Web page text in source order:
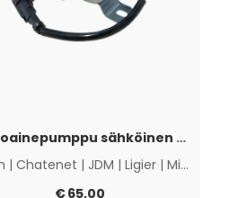
Polttoainepumppu sähköinen Lombardini Progress / DCI / FOCS
| Chatenet | JDM | Ligier | Microcar
€65,00